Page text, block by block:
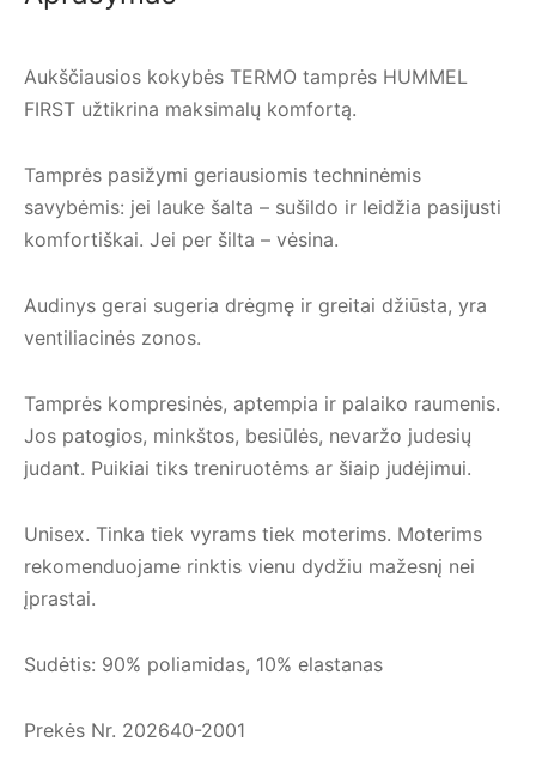
Aukščiausios kokybės TERMO tamprės HUMMEL
FIRST užtikrina maksimalų komfortą.
Tamprės pasižymi geriausiomis techninėmis
savybėmis: jei lauke šalta – sušildo ir leidžia pasijusti
komfortiškai. Jei per šilta – vėsina.
Audinys gerai sugeria drėgmę ir greitai džiūsta, yra
ventiliacinės zonos.
Tamprės kompresinės, aptempia ir palaiko raumenis.
Jos patogios, minkštos, besiūlės, nevaržo judesių
judant. Puikiai tiks treniruotėms ar šiaip judėjimui.
Unisex. Tinka tiek vyrams tiek moterims. Moterims
rekomenduojame rinktis vienu dydžiu mažesnį nei
įprastai.
Sudėtis: 90% poliamidas, 10% elastanas
Prekės Nr. 202640-2001